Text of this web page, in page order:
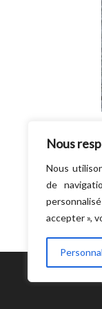
Nous
Nous
de
accepter »,